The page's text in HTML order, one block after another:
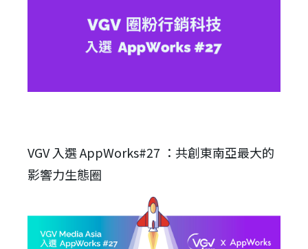
VGV 入選 AppWorks#27 ：共創東南亞最大的
影響力生態圈